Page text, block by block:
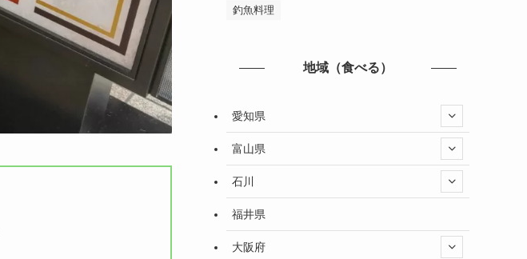
釣魚料理
地域（食べる）
愛知県
富山県
石川
福井県
大阪府